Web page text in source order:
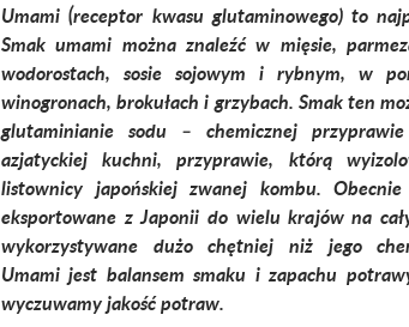
Umami (receptor kwasu glutaminowego) to
Smak umami można znaleźć w mięsie,
wodorostach, sosie sojowym i rybnym, w
winogronach, brokułach i grzybach. Smak ten
glutaminianie sodu – chemicznej
azjatyckiej kuchni, przyprawie, którą
listownicy japońskiej zwanej kombu.
eksportowane z Japonii do wielu krajów na
wykorzystywane dużo chętniej niż jego
Umami jest balansem smaku i zapachu
wyczuwamy jakość potraw.